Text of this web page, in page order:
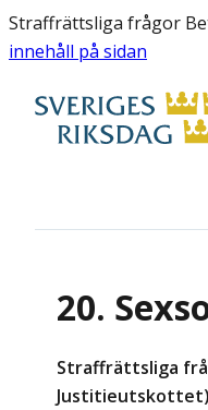
Straffrättsliga frågor
innehåll på sidan
20.
Straffrättsliga
Justitieutskottet)